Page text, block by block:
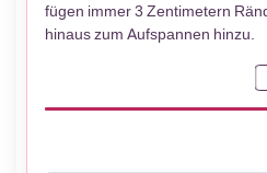
fügen immer 3 Zentimetern
hinaus zum Aufspannen hinzu.